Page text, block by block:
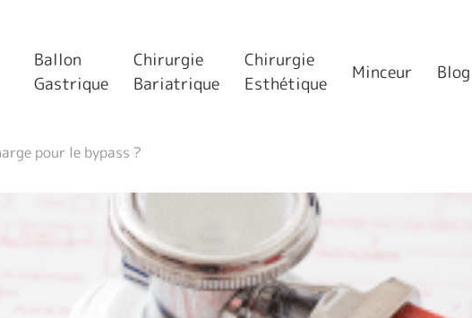
Ballon
Gastrique
Chirurgie
Bariatrique
Chirurgie
Esthétique
Minceur Blog
pour le bypass ?